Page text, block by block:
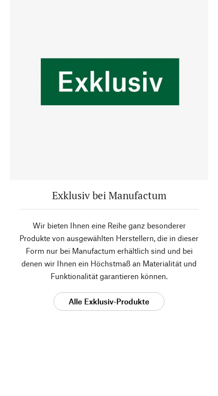
Exklusiv bei Manufactum
Wir bieten Ihnen eine Reihe ganz besonderer
Produkte von ausgewählten Herstellern, die in dieser
Form nur bei Manufactum erhältlich sind und bei
denen wir Ihnen ein Höchstmaß an Materialität und
Funktionalität garantieren können.
Alle Exklusiv-Produkte